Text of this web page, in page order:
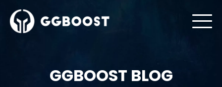
GGBOOST BLOG